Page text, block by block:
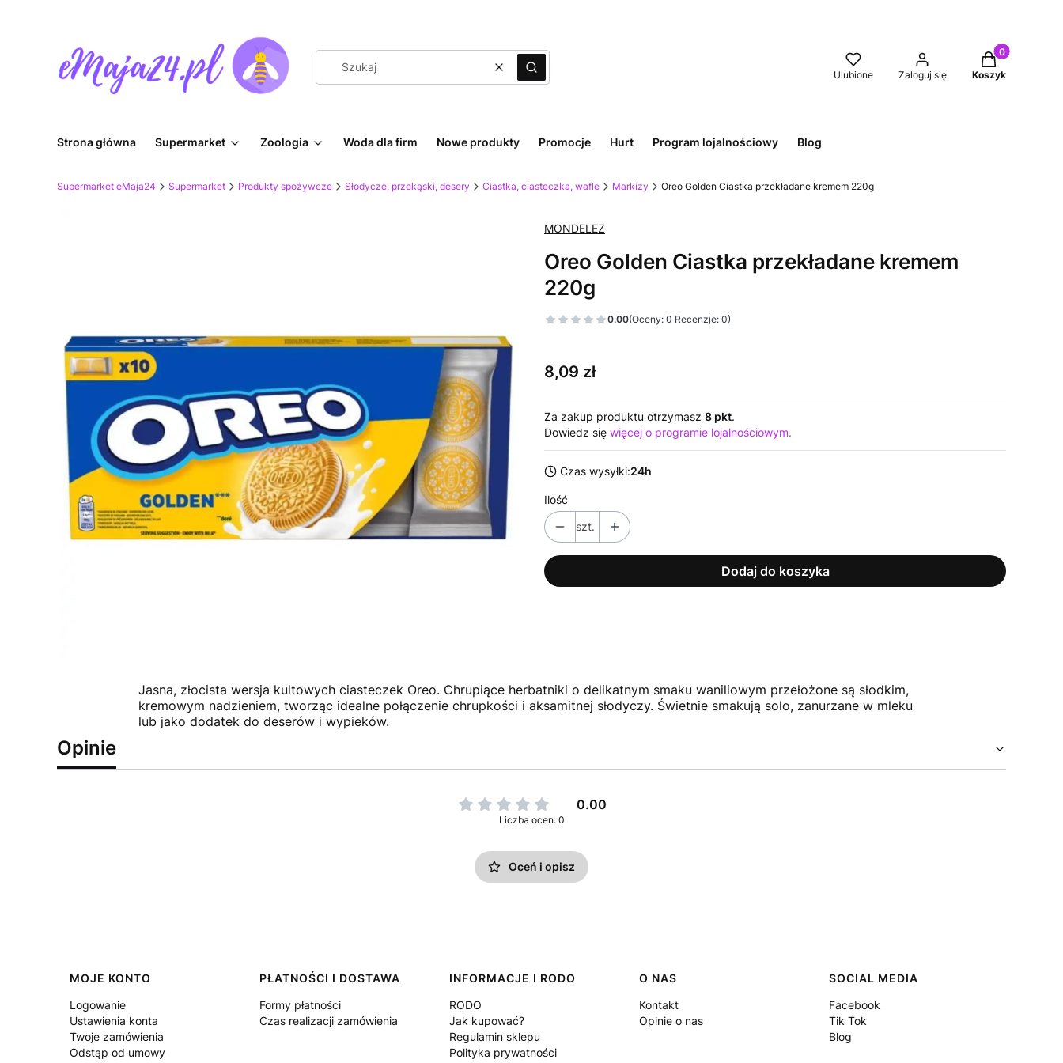
WyczyśćSzukaj Ulubione Zaloguj się
Produkty w
Koszyk
Strona główna Supermarket Zoologia Woda dla firm Nowe produkty Promocje Hurt Program lojalnościowy Blog
Supermarket eMaja24 Supermarket Produkty spożywcze Słodycze, przekąski, desery Ciastka, ciasteczka, wafle Markizy Oreo Golden Ciastka przekładane kremem 220g
MONDELEZ
Oreo Golden Ciastka przekładane kremem
220g
0.00(Oceny: 0 Recenzje: 0)
Cena
8,09 zł
Za zakup produktu otrzymasz 8 pkt.
Dowiedz się więcej o programie lojalnościowym.
Czas wysyłki:24h
Ilość
szt.
Dodaj do koszyka
Jasna, złocista wersja kultowych ciasteczek Oreo. Chrupiące herbatniki o delikatnym smaku waniliowym przełożone są słodkim,
kremowym nadzieniem, tworząc idealne połączenie chrupkości i aksamitnej słodyczy. Świetnie smakują solo, zanurzane w mleku
lub jako dodatek do deserów i wypieków.
Opinie
0.00
Liczba ocen: 0
Oceń i opisz
Linki w stopce
MOJE KONTO
Logowanie
Ustawienia konta
Twoje zamówienia
Odstąp od umowy
PŁATNOŚCI I DOSTAWA
Formy płatności
Czas realizacji zamówienia
INFORMACJE I RODO
RODO
Jak kupować?
Regulamin sklepu
Polityka prywatności
O NAS
Kontakt
Opinie o nas
SOCIAL MEDIA
Facebook
Tik Tok
Blog